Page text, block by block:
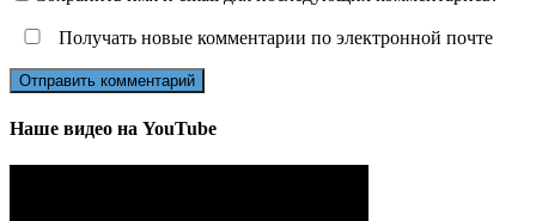
Получать новые комментарии по электронной почте
Наше видео на YouTube